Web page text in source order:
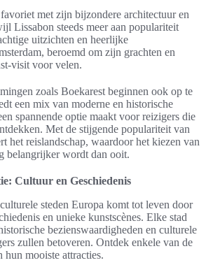
met zijn bijzondere architectuur en
Lissabon steeds meer aan populariteit
uitzichten en heerlijke
beroemd om zijn grachten en
visit voor velen.
zoals Boekarest beginnen ook op te
een mix van moderne en historische
spannende optie maakt voor reizigers die
Met de stijgende populariteit van
het reislandschap, waardoor het kiezen van
belangrijker wordt dan ooit.
Cultuur en Geschiedenis
steden Europa komt tot leven door
en unieke kunstscènes. Elke stad
bezienswaardigheden en culturele
zullen betoveren. Ontdek enkele van de
hun mooiste attracties.